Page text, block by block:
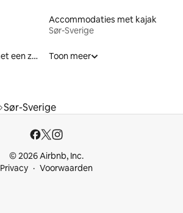
Accommodaties met kajak
Sør-Sverige
Accommodaties met een zwembad
Toon meer
Sør-Sverige
© 2026 Airbnb, Inc.
Privacy
Voorwaarden